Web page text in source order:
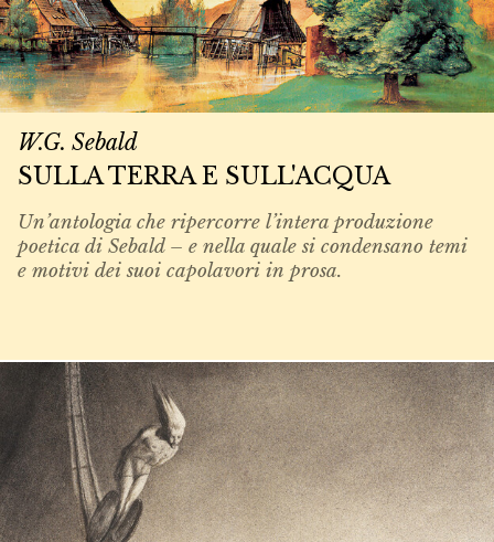
W.G. Sebald
SULLA TERRA E SULL'ACQUA
Un’antologia che ripercorre l’intera produzione
poetica di Sebald – e nella quale si condensano temi
e motivi dei suoi capolavori in prosa.